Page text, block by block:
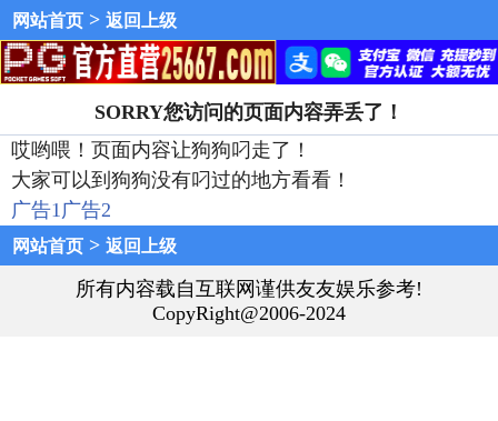
网站首页 > 返回上级
SORRY您访问的页面内容弄丢了！
哎哟喂！页面内容让狗狗叼走了！
大家可以到狗狗没有叼过的地方看看！
广告1广告2
网站首页 > 返回上级
所有内容载自互联网谨供友友娱乐参考!
CopyRight@2006-2024